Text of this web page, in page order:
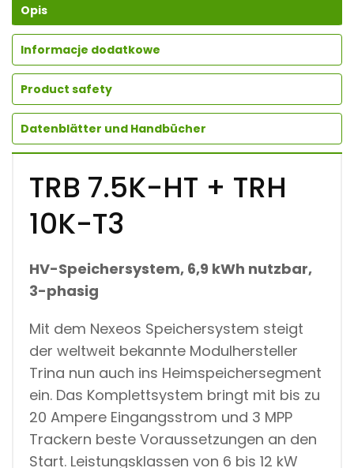
Opis
Informacje dodatkowe
Product safety
Datenblätter und Handbücher
TRB 7.5K-HT + TRH
10K-T3
HV-Speichersystem, 6,9 kWh nutzbar,
3-phasig
Mit dem Nexeos Speichersystem steigt
der weltweit bekannte Modulhersteller
Trina nun auch ins Heimspeichersegment
ein. Das Komplettsystem bringt mit bis zu
20 Ampere Eingangsstrom und 3 MPP
Trackern beste Voraussetzungen an den
Start. Leistungsklassen von 6 bis 12 kW